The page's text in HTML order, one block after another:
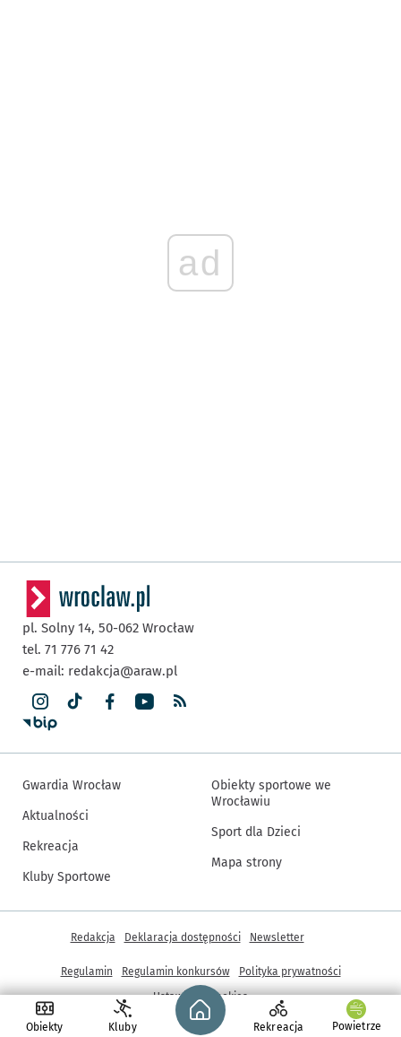
ad
Obiekty Kluby
Strona główna - wroclaw.pl
Rekreacja Powietrze
pl. Solny 14, 50-062 Wrocław
tel. 71 776 71 42
e-mail: redakcja@araw.pl
Gwardia Wrocław
Aktualności
Rekreacja
Kluby Sportowe
Obiekty sportowe we
Wrocławiu
Sport dla Dzieci
Mapa strony
© Copyright 2005-2026, ARAW S.A., Gmina Wrocław
Inne informacje
Redakcja Deklaracja dostępności Newsletter
Regulamin Regulamin konkursów
Polityka prywatności
Ustawienia cookies